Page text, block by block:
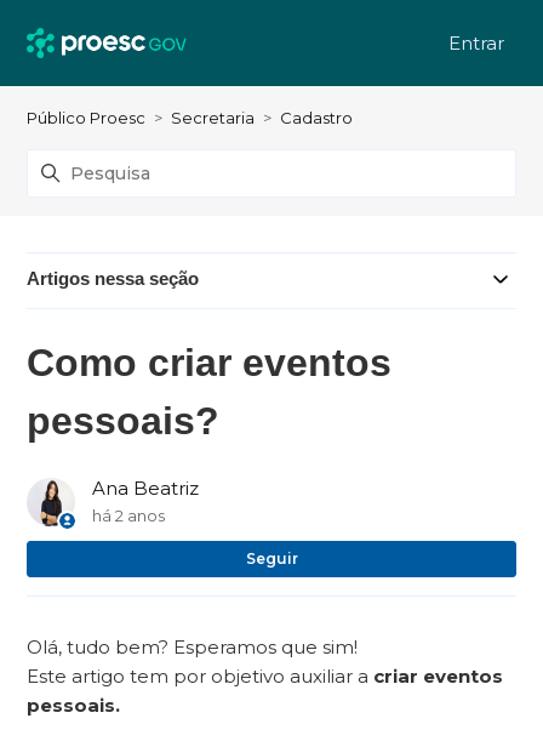
Entrar
Público Proesc Secretaria Cadastro
Artigos nessa seção
Como criar eventos
pessoais?
Ana Beatriz
há 2 anos
Seguir
Olá, tudo bem? Esperamos que sim!
Este artigo tem por objetivo auxiliar a criar eventos
pessoais.